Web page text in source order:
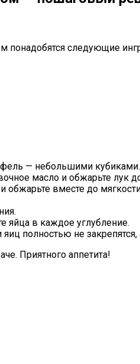
понадобятся следующие
— небольшими кубиками.
масло и обжарьте лук
вместе до
яйца в каждое углубление.
полностью не
Приятного аппетита!